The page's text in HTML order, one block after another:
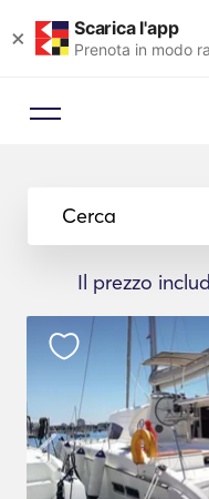
× Scarica l'app
Prenota in modo
Cerca
Il prezzo